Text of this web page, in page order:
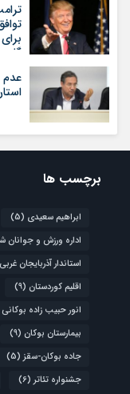
عدم
برچسب ها
ابراهیم سعیدی (5)
اداره ورزش و جوانان
استاندار آذربایجان غربی
اقلیم کوردستان (9)
انور حبیب زاده بوکانی
بیمارستان بوکان (9)
جاده بوکان-سقز (5)
جشنواره تئاتر (6)